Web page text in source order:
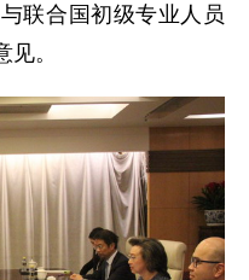
联合国初级专业人员
。